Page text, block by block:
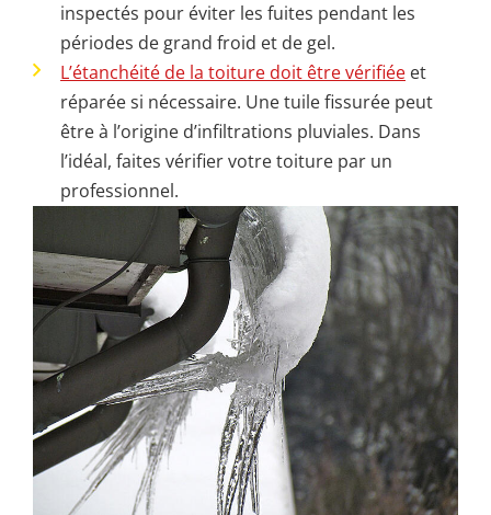
inspectés pour éviter les fuites pendant les
périodes de grand froid et de gel.
L’étanchéité de la toiture doit être vérifiée et
réparée si nécessaire. Une tuile fissurée peut
être à l’origine d’infiltrations pluviales. Dans
l’idéal, faites vérifier votre toiture par un
professionnel.